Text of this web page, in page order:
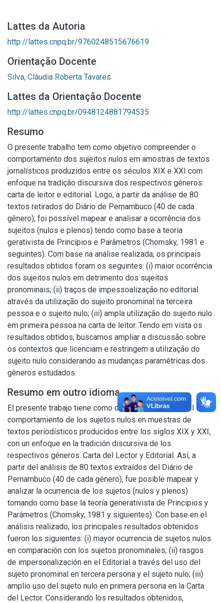
Lattes da Autoria
http://lattes.cnpq.br/9760248515676619
Orientação Docente
Silva, Cláudia Roberta Tavares
Lattes da Orientação Docente
http://lattes.cnpq.br/0948124881794535
Resumo
O presente trabalho tem como objetivo compreender o
comportamento dos sujeitos nulos em amostras de textos
jornalísticos produzidos entre os séculos XIX e XXI com
enfoque na tradição discursiva dos respectivos gêneros:
carta de leitor e editorial. Logo, a partir da análise de 80
textos retirados do Diário de Pernambuco (40 de cada
gênero), foi possível mapear e analisar a ocorrência dos
sujeitos (nulos e plenos) tendo como base a teoria
gerativista de Princípios e Parâmetros (Chomsky, 1981 e
seguintes). Com base na análise realizada, os principais
resultados obtidos foram os seguintes: (i) maior ocorrência
dos sujeitos nulos em detrimento dos sujeitos
pronominais; (ii) traços de impessoalização no editorial
através da utilização do sujeito pronominal na terceira
pessoa e o sujeito nulo; (iii) ampla utilização do sujeito nulo
em primeira pessoa na carta de leitor. Tendo em vista os
resultados obtidos, buscamos ampliar a discussão sobre
os contextos que licenciam e restringem a utilização do
sujeito nulo considerando as mudanças paramétricas dos
gêneros estudados.
Resumo em outro idioma
El presente trabajo tiene como objetivo comprender el
comportamiento de los sujetos nulos en muestras de
textos periodísticos producidos entre los siglos XIX y XXI,
con un enfoque en la tradición discursiva de los
respectivos géneros: Carta del Lector y Editorial. Así, a
partir del análisis de 80 textos extraídos del Diário de
Pernambuco (40 de cada género), fue posible mapear y
analizar la ocurrencia de los sujetos (nulos y plenos)
tomando como base la teoría generativista de Principios y
Parámetros (Chomsky, 1981 y siguientes). Con base en el
análisis realizado, los principales resultados obtenidos
fueron los siguientes: (i) mayor ocurrencia de sujetos nulos
en comparación con los sujetos pronominales; (ii) rasgos
de impersonalización en el Editorial a través del uso del
sujeto pronominal en tercera persona y el sujeto nulo; (iii)
amplio uso del sujeto nulo en primera persona en la Carta
del Lector. Considerando los resultados obtenidos,